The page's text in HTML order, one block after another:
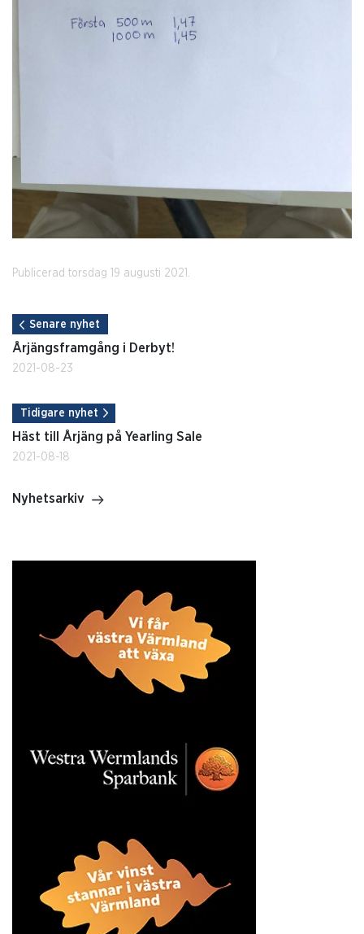
Publicerad torsdag 19 augusti 2021.
Senare nyhet
Årjängsframgång i Derbyt!
2021-08-23
Tidigare nyhet
Häst till Årjäng på Yearling Sale
2021-08-18
Nyhetsarkiv